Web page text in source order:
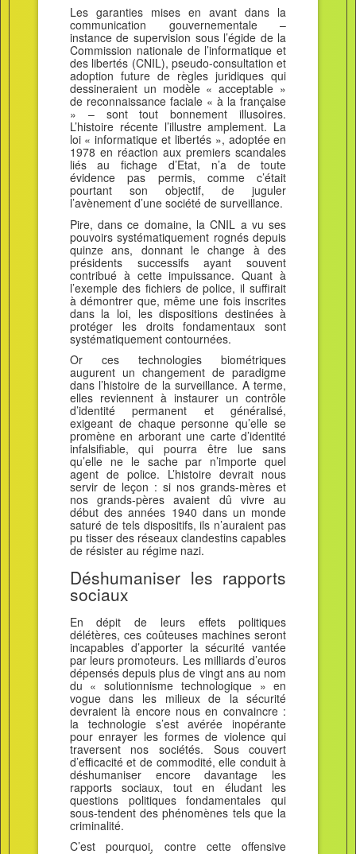
Les garanties mises en avant dans la
communication gouvernementale –
instance de supervision sous l’égide de la
Commission nationale de l’informatique et
des libertés (CNIL), pseudo-consultation et
adoption future de règles juridiques qui
dessineraient un modèle « acceptable »
de reconnaissance faciale « à la française
» – sont tout bonnement illusoires.
L’histoire récente l’illustre amplement. La
loi « informatique et libertés », adoptée en
1978 en réaction aux premiers scandales
liés au fichage d’Etat, n’a de toute
évidence pas permis, comme c’était
pourtant son objectif, de juguler
l’avènement d’une société de surveillance.
Pire, dans ce domaine, la CNIL a vu ses
pouvoirs systématiquement rognés depuis
quinze ans, donnant le change à des
présidents successifs ayant souvent
contribué à cette impuissance. Quant à
l’exemple des fichiers de police, il suffirait
à démontrer que, même une fois inscrites
dans la loi, les dispositions destinées à
protéger les droits fondamentaux sont
systématiquement contournées.
Or ces technologies biométriques
augurent un changement de paradigme
dans l’histoire de la surveillance. A terme,
elles reviennent à instaurer un contrôle
d’identité permanent et généralisé,
exigeant de chaque personne qu’elle se
promène en arborant une carte d’identité
infalsifiable, qui pourra être lue sans
qu’elle ne le sache par n’importe quel
agent de police. L’histoire devrait nous
servir de leçon : si nos grands-mères et
nos grands-pères avaient dû vivre au
début des années 1940 dans un monde
saturé de tels dispositifs, ils n’auraient pas
pu tisser des réseaux clandestins capables
de résister au régime nazi.
Déshumaniser les rapports
sociaux
En dépit de leurs effets politiques
délétères, ces coûteuses machines seront
incapables d’apporter la sécurité vantée
par leurs promoteurs. Les milliards d’euros
dépensés depuis plus de vingt ans au nom
du « solutionnisme technologique » en
vogue dans les milieux de la sécurité
devraient là encore nous en convaincre :
la technologie s’est avérée inopérante
pour enrayer les formes de violence qui
traversent nos sociétés. Sous couvert
d’efficacité et de commodité, elle conduit à
déshumaniser encore davantage les
rapports sociaux, tout en éludant les
questions politiques fondamentales qui
sous-tendent des phénomènes tels que la
criminalité.
C’est pourquoi, contre cette offensive